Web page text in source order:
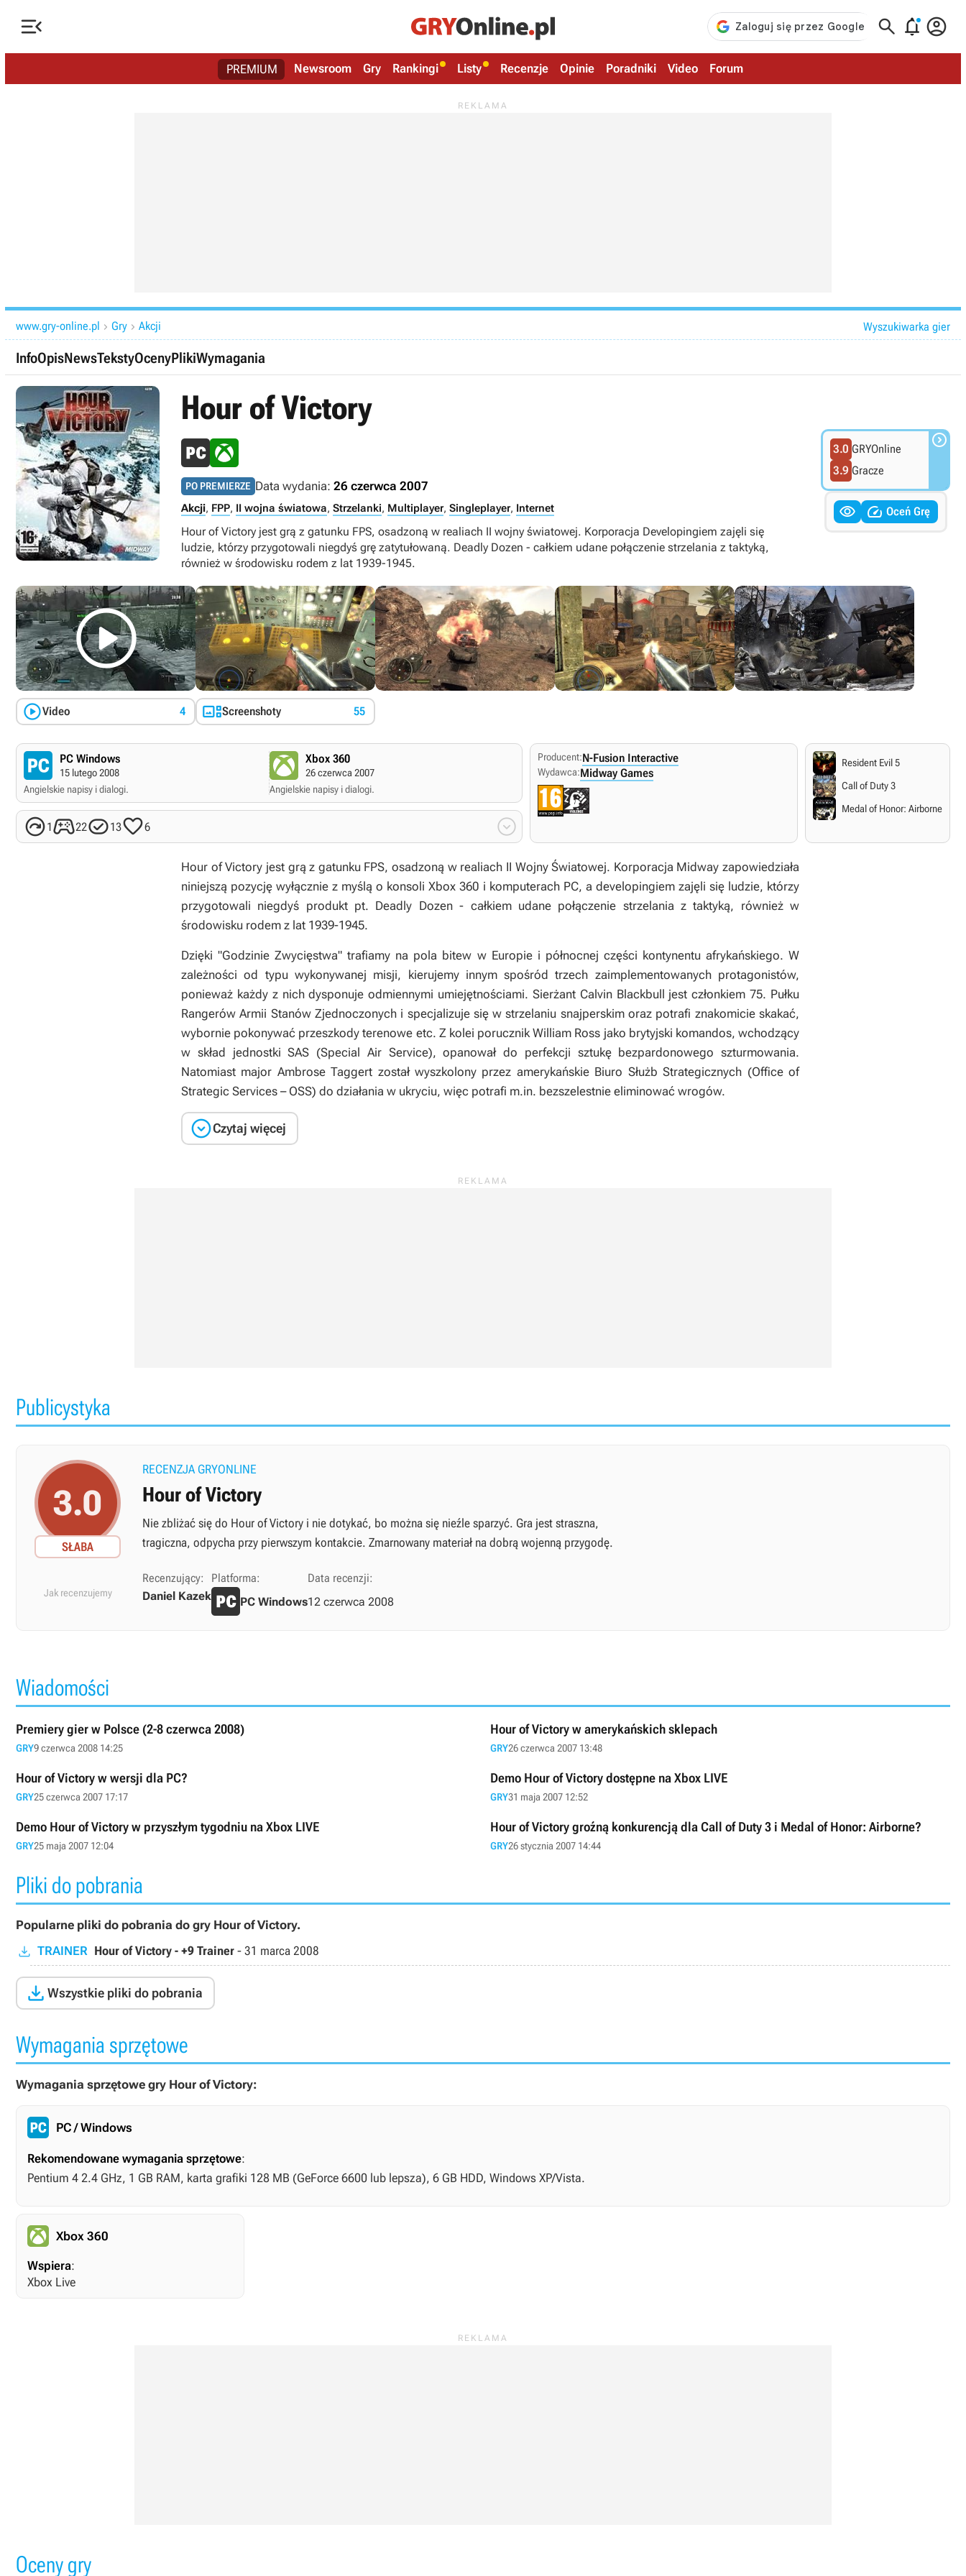
   
PREMIUM Newsroom Gry Rankingi Listy Recenzje Opinie Poradniki Video Forum
www.gry-online.pl  Gry  Akcji Wyszukiwarka gier
InfoOpisNewsTekstyOcenyPlikiWymagania
Hour of Victory
PO PREMIERZE Data wydania: 26 czerwca 2007
Akcji, FPP, II wojna światowa, Strzelanki, Multiplayer, Singleplayer, Internet
Hour of Victory jest grą z gatunku FPS, osadzoną w realiach II wojny światowej. Korporacja Developingiem zajęli się
ludzie, którzy przygotowali niegdyś grę zatytułowaną. Deadly Dozen - całkiem udane połączenie strzelania z taktyką,
również w środowisku rodem z lat 1939-1945.
3.0 GRYOnline
3.9 Gracze

  Oceń Grę

Video 4 Screenshoty 55
PC Windows
15 lutego 2008
Angielskie napisy i dialogi.
Xbox 360
26 czerwca 2007
Angielskie napisy i dialogi.
122136 
Producent:N-Fusion Interactive
Wydawca:Midway Games
Resident Evil 5
Call of Duty 3
Medal of Honor: Airborne
Hour of Victory jest grą z gatunku FPS, osadzoną w realiach II Wojny Światowej. Korporacja Midway zapowiedziała
niniejszą pozycję wyłącznie z myślą o konsoli Xbox 360 i komputerach PC, a developingiem zajęli się ludzie, którzy
przygotowali niegdyś produkt pt. Deadly Dozen- całkiem udane połączenie strzelania z taktyką, również w
środowisku rodem z lat 1939-1945.
Dzięki "Godzinie Zwycięstwa" trafiamy na pola bitew w Europie i północnej części kontynentu afrykańskiego. W
zależności od typu wykonywanej misji, kierujemy innym spośród trzech zaimplementowanych protagonistów,
ponieważ każdy z nich dysponuje odmiennymi umiejętnościami. Sierżant Calvin Blackbull jest członkiem 75. Pułku
Rangerów Armii Stanów Zjednoczonych i specjalizuje się w strzelaniu snajperskim oraz potrafi znakomicie skakać,
wybornie pokonywać przeszkody terenowe etc. Z kolei porucznik William Ross jako brytyjski komandos, wchodzący
w skład jednostki SAS (Special Air Service), opanował do perfekcji sztukę bezpardonowego szturmowania.
Natomiast major Ambrose Taggert został wyszkolony przez amerykańskie Biuro Służb Strategicznych (Office of
Strategic Services – OSS) do działania w ukryciu, więc potrafi m.in. bezszelestnie eliminować wrogów.
Czytaj więcej
Publicystyka
3.0
SŁABA
RECENZJA GRYONLINE
Hour of Victory
Nie zbliżać się do Hour of Victory i nie dotykać, bo można się nieźle sparzyć. Gra jest straszna,
tragiczna, odpycha przy pierwszym kontakcie. Zmarnowany materiał na dobrą wojenną przygodę.
Jak recenzujemy
Recenzujący:
Daniel Kazek
Platforma:
PC Windows
Data recenzji:
12 czerwca 2008
Wiadomości
Premiery gier w Polsce (2-8 czerwca 2008)
GRY9 czerwca 2008 14:25
Hour of Victory w amerykańskich sklepach
GRY26 czerwca 2007 13:48
Hour of Victory w wersji dla PC?
GRY25 czerwca 2007 17:17
Demo Hour of Victory dostępne na Xbox LIVE
GRY31 maja 2007 12:52
Demo Hour of Victory w przyszłym tygodniu na Xbox LIVE
GRY25 maja 2007 12:04
Hour of Victory groźną konkurencją dla Call of Duty 3 i Medal of Honor: Airborne?
GRY26 stycznia 2007 14:44
Pliki do pobrania
Popularne pliki do pobrania do gry Hour of Victory.
TRAINER Hour of Victory - +9 Trainer - 31 marca 2008
 Wszystkie pliki do pobrania
Wymagania sprzętowe
Wymagania sprzętowe gry Hour of Victory:
PC / Windows
Rekomendowane wymagania sprzętowe:
Pentium 4 2.4 GHz, 1 GB RAM, karta grafiki 128 MB (GeForce 6600 lub lepsza), 6 GB HDD, Windows XP/Vista.
Xbox 360
Wspiera:
Xbox Live
Oceny gry